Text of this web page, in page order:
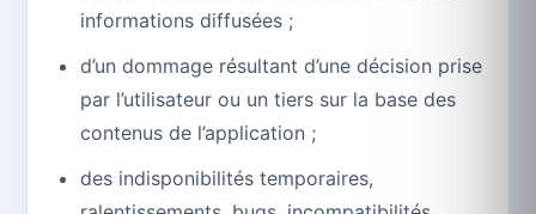
informations diffusées ;
d’un dommage résultant d’une décision prise
par l’utilisateur ou un tiers sur la base des
contenus de l’application ;
des indisponibilités temporaires,